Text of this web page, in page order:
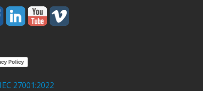
Policy
27001:2022